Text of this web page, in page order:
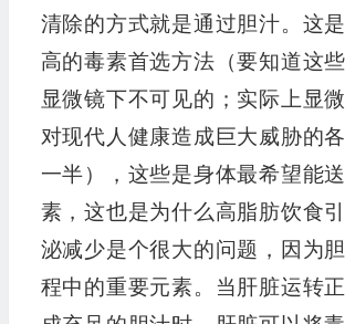
清除的方式就是通过胆汁。这
高的毒素首选方法（要知道这
显微镜下不可见的；实际上显
对现代人健康造成巨大威胁的
一半），这些是身体最希望能
素，这也是为什么高脂肪饮食
泌减少是个很大的问题，因为
程中的重要元素。当肝脏运转